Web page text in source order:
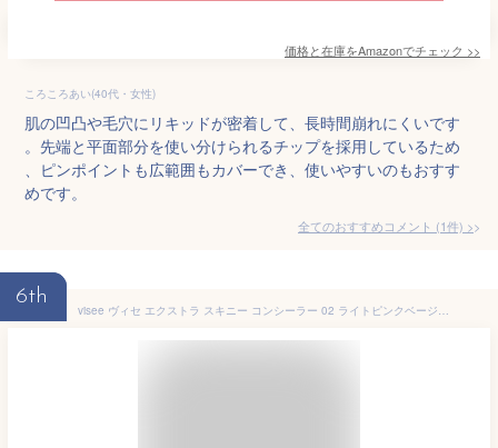
価格と在庫をAmazonでチェック >>
ころころあい(40代・女性)
肌の凹凸や毛穴にリキッドが密着して、長時間崩れにくいです
。先端と平面部分を使い分けられるチップを採用しているため
、ピンポイントも広範囲もカバーでき、使いやすいのもおすす
めです。
全てのおすすめコメント (1件) >
6th
visee ヴィセ エクストラ スキニー コンシーラー 02 ライトピンクベージュ 4g 超極細チップ 無香料 保湿 [ギフトラッピング対応]